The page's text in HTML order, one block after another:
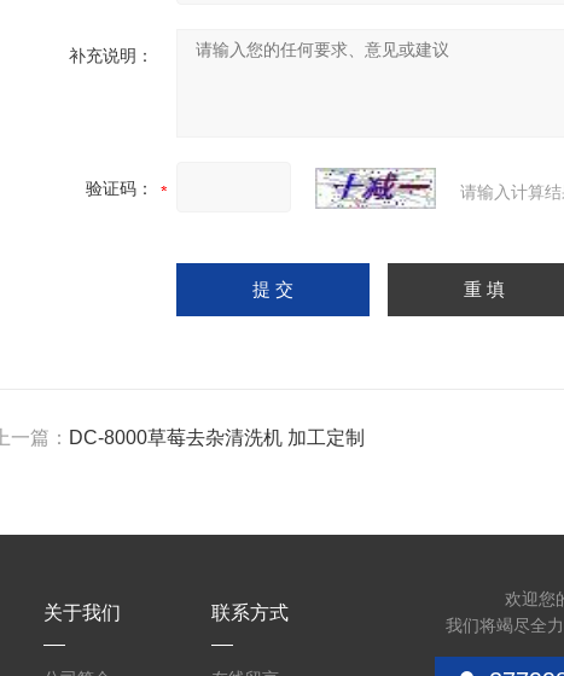
补充说明：
验证码： 请输入计算
上一篇： DC-8000草莓去杂清洗机 加工定制
关于我们 联系方式
欢迎您
我们将竭尽全